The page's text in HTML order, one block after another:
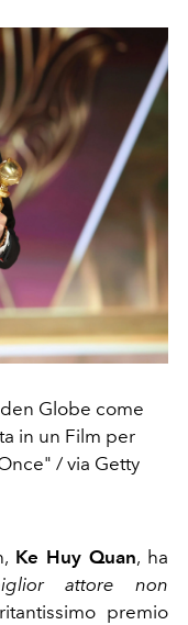
Globe come
in un Film per
/ via Getty
Ke Huy Quan, ha
attore non
premio